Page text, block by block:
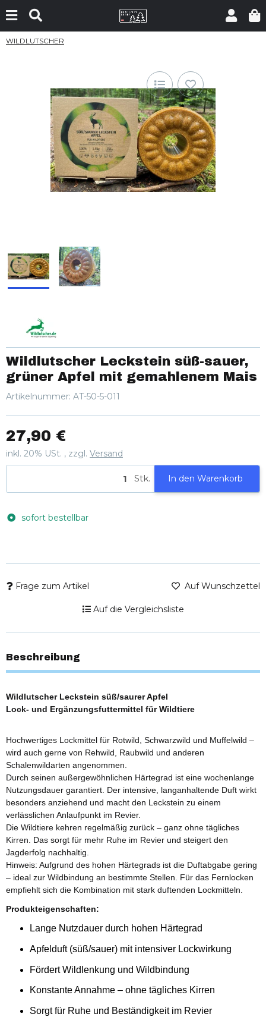
WILDLUTSCHER
Wildlutscher Leckstein süß-sauer,
grüner Apfel mit gemahlenem Mais
Artikelnummer: AT-50-5-011
27,90 €
inkl. 20% USt. , zzgl. Versand
Stk. In den Warenkorb
sofort bestellbar
Frage zum Artikel Auf Wunschzettel
Auf die Vergleichsliste
Beschreibung
Wildlutscher Leckstein süß/saurer Apfel
Lock- und Ergänzungsfuttermittel für Wildtiere
Hochwertiges Lockmittel für Rotwild, Schwarzwild und Muffelwild –
wird auch gerne von Rehwild, Raubwild und anderen
Schalenwildarten angenommen.
Durch seinen außergewöhnlichen Härtegrad ist eine wochenlange
Nutzungsdauer garantiert. Der intensive, langanhaltende Duft wirkt
besonders anziehend und macht den Leckstein zu einem
verlässlichen Anlaufpunkt im Revier.
Die Wildtiere kehren regelmäßig zurück – ganz ohne tägliches
Kirren. Das sorgt für mehr Ruhe im Revier und steigert den
Jagderfolg nachhaltig.
Hinweis: Aufgrund des hohen Härtegrads ist die Duftabgabe gering
– ideal zur Wildbindung an bestimmte Stellen. Für das Fernlocken
empfiehlt sich die Kombination mit stark duftenden Lockmitteln.
Produkteigenschaften:
Lange Nutzdauer durch hohen Härtegrad
Apfelduft (süß/sauer) mit intensiver Lockwirkung
Fördert Wildlenkung und Wildbindung
Konstante Annahme – ohne tägliches Kirren
Sorgt für Ruhe und Beständigkeit im Revier